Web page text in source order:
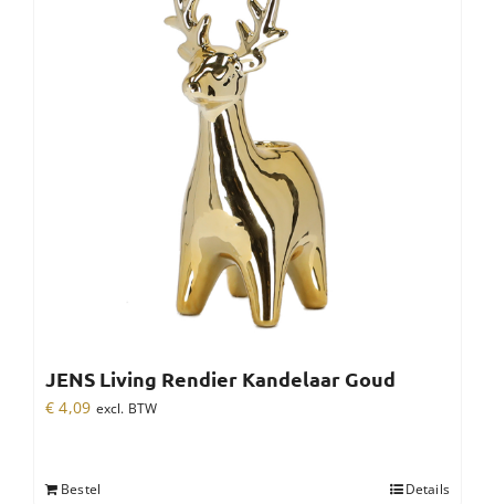
JENS Living Rendier Kandelaar Goud
€ 4,09 excl. BTW
Bestel Details